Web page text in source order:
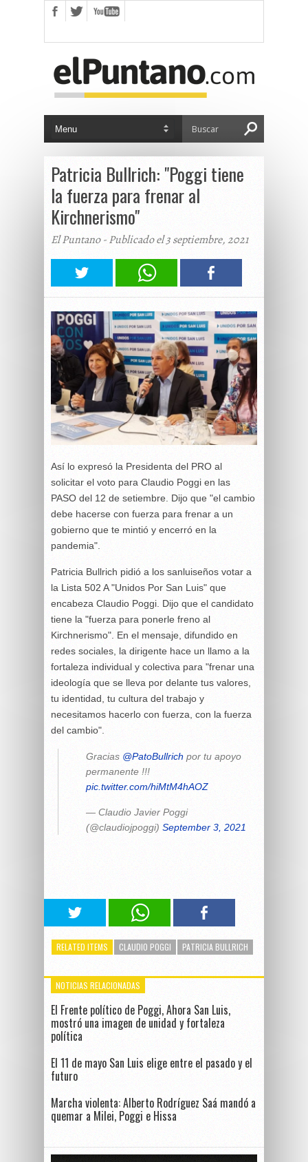
Patricia Bullrich: "Poggi tiene
la fuerza para frenar al
Kirchnerismo"
El Puntano - Publicado el 3 septiembre, 2021
Así lo expresó la Presidenta del PRO al
solicitar el voto para Claudio Poggi en las
PASO del 12 de setiembre. Dijo que "el cambio
debe hacerse con fuerza para frenar a un
gobierno que te mintió y encerró en la
pandemia".
Patricia Bullrich pidió a los sanluiseños votar a
la Lista 502 A "Unidos Por San Luis" que
encabeza Claudio Poggi. Dijo que el candidato
tiene la "fuerza para ponerle freno al
Kirchnerismo". En el mensaje, difundido en
redes sociales, la dirigente hace un llamo a la
fortaleza individual y colectiva para "frenar una
ideología que se lleva por delante tus valores,
tu identidad, tu cultura del trabajo y
necesitamos hacerlo con fuerza, con la fuerza
del cambio".
Gracias @PatoBullrich por tu apoyo
permanente !!!
pic.twitter.com/hiMtM4hAOZ
— Claudio Javier Poggi
(@claudiojpoggi) September 3, 2021
RELATED ITEMS CLAUDIO POGGI PATRICIA BULLRICH
NOTICIAS RELACIONADAS
El Frente político de Poggi, Ahora San Luis,
mostró una imagen de unidad y fortaleza
política
El 11 de mayo San Luis elige entre el pasado y el
futuro
Marcha violenta: Alberto Rodríguez Saá mandó a
quemar a Milei, Poggi e Hissa